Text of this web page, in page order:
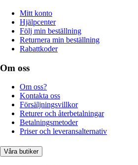
Mitt konto
Hjälpcenter
Följ min beställning
Returnera min beställning
Rabattkoder
Om oss
Om oss?
Kontakta oss
Försäljningsvillkor
Returer och återbetalningar
Betalningsmetoder
Priser och leveransalternativ
Våra butiker